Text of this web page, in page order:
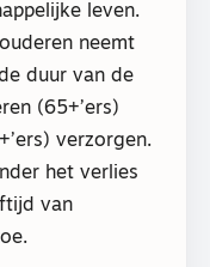
leven.
neemt
duur van de
(65+’ers)
verzorgen.
het verlies
van